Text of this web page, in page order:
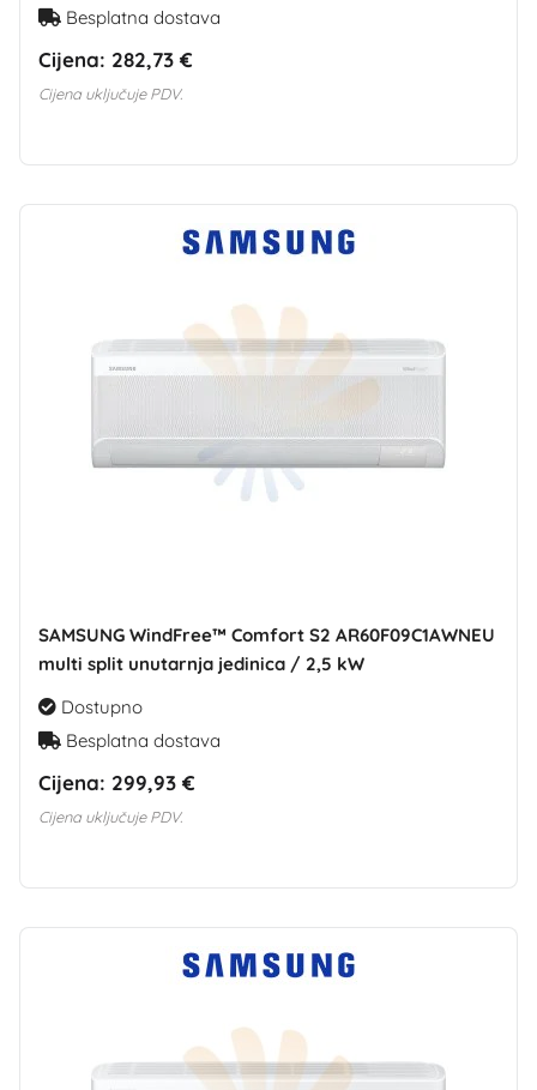
Besplatna dostava
Cijena: 282,73 €
Cijena uključuje PDV.
SAMSUNG WindFree™ Comfort S2 AR60F09C1AWNEU
multi split unutarnja jedinica / 2,5 kW
Dostupno
Besplatna dostava
Cijena: 299,93 €
Cijena uključuje PDV.